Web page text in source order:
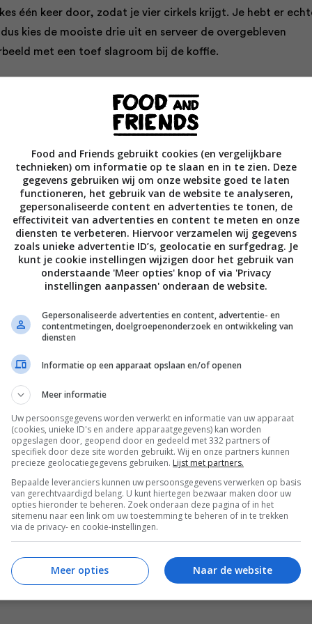
één keer door, zodat je vier cirkels krijgt. Je hebt er
kies de mooiste drie uit en serveer de overgebleven
met een toef slagroom bij de koffie.
als de cake in de oven staat. Klop hiervoor de
stijf. Roer in een aparte kom de mascarpone een
samen met het citroensap door de slagroom. Roer niet
is, is het goed.
en de aalbessen. Houd een aantal mooie aardbeien apart en
aan. Deze vormen samen met de aalbessen de garnering
Verwijder van de overige aardbeien de kroontjes en
op een mooi bord of taartplateau. Smeer een gedeelte van
over de eerste cakelaag uit en beleg met de helft van de
Bedek dit met de tweede cakeplak. Verdeel hierover
en aardbeien. Bedek met de laatste plak cake
het laatste beetje van de mascarponeroom. Garneer de
aardbeien en de aalbessen. Bestrooi ten slotte met de
een extra feestelijk effect.
het boek ‘Heel Holland Bakt met Annemarie’ van Annemarie
Uitgevers).
Bewaar
Food and Friends gebruikt cookies (en vergelijkbare
technieken) om informatie op te slaan en in te zien. Deze
gegevens gebruiken wij om onze website goed te laten
functioneren, het gebruik van de website te analyseren,
gepersonaliseerde content en advertenties te tonen, de
effectiviteit van advertenties en content te meten en onze
diensten te verbeteren. Hiervoor verzamelen wij gegevens
zoals unieke advertentie ID’s, geolocatie en surfgedrag. Je
kunt je cookie instellingen wijzigen door het gebruik van
onderstaande 'Meer opties' knop of via 'Privacy
instellingen aanpassen' onderaan de website.
Gepersonaliseerde advertenties en content, advertentie- en
contentmetingen, doelgroepenonderzoek en ontwikkeling van
diensten
Informatie op een apparaat opslaan en/of openen
Meer informatie
Uw persoonsgegevens worden verwerkt en informatie van uw apparaat
(cookies, unieke ID's en andere apparaatgegevens) kan worden
opgeslagen door, geopend door en gedeeld met 332 partners of
specifiek door deze site worden gebruikt. Wij en onze partners kunnen
precieze geolocatiegegevens gebruiken. Lijst met partners.
Bepaalde leveranciers kunnen uw persoonsgegevens verwerken op basis
van gerechtvaardigd belang. U kunt hiertegen bezwaar maken door uw
opties hieronder te beheren. Zoek onderaan deze pagina of in het
sitemenu naar een link om uw toestemming te beheren of in te trekken
via de privacy- en cookie-instellingen.
Naar de website
Meer opties